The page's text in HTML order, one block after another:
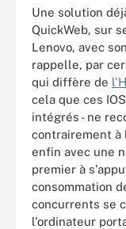
Une solution
QuickWeb, sur
Lenovo, avec
rappelle, par
qui diffère de
cela que ces
intégrés - ne
contrairement à
enfin avec une
premier à
consommation
concurrents se
l'ordinateur